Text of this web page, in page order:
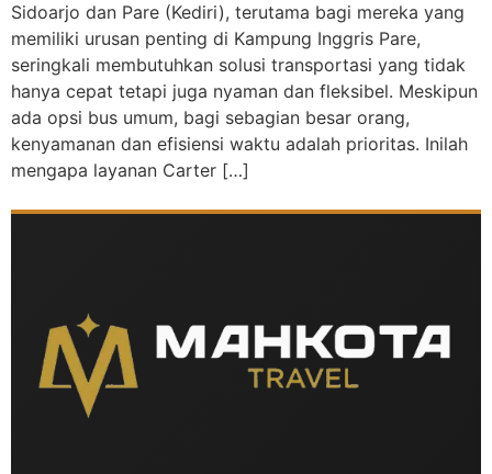
Sidoarjo dan Pare (Kediri), terutama bagi mereka yang
memiliki urusan penting di Kampung Inggris Pare,
seringkali membutuhkan solusi transportasi yang tidak
hanya cepat tetapi juga nyaman dan fleksibel. Meskipun
ada opsi bus umum, bagi sebagian besar orang,
kenyamanan dan efisiensi waktu adalah prioritas. Inilah
mengapa layanan Carter […]